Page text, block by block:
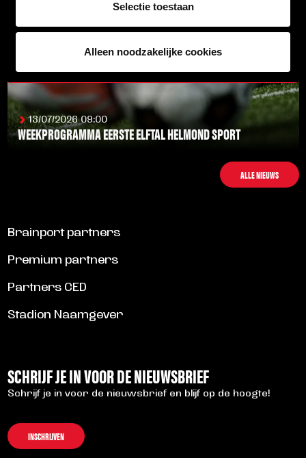
Selectie toestaan
Alleen noodzakelijke cookies
13/07/2026 09:00
WEEKPROGRAMMA EERSTE ELFTAL HELMOND SPORT
ALLE NIEUWS
Brainport partners
Premium partners
Partners CED
Stadion Naamgever
SCHRIJF JE IN VOOR DE NIEUWSBRIEF
Schrijf je in voor de nieuwsbrief en blijf op de hoogte!
INSCHRIJVEN